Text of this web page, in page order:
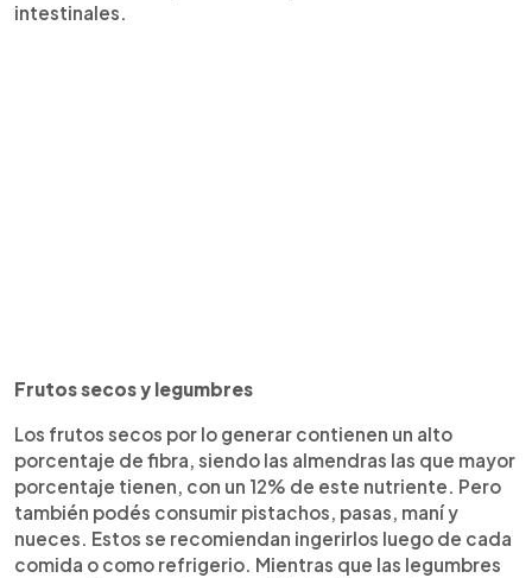
intestinales.
Frutos secos y legumbres
Los frutos secos por lo generar contienen un alto
porcentaje de fibra, siendo las almendras las que mayor
porcentaje tienen, con un 12% de este nutriente. Pero
también podés consumir pistachos, pasas, maní y
nueces. Estos se recomiendan ingerirlos luego de cada
comida o como refrigerio. Mientras que las legumbres